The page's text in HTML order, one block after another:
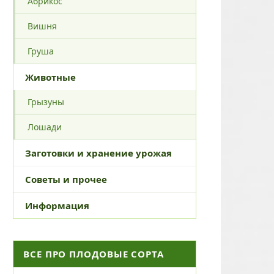
Вишня
Груша
Животные
Грызуны
Лошади
Заготовки и хранение урожая
Советы и прочее
Информация
ВСЕ ПРО ПЛОДОВЫЕ СОРТА